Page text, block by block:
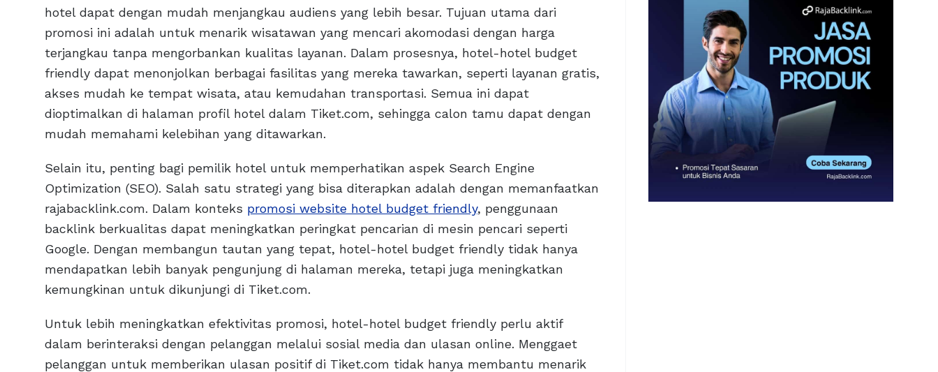
hotel dapat dengan mudah menjangkau audiens yang lebih besar. Tujuan utama dari
promosi ini adalah untuk menarik wisatawan yang mencari akomodasi dengan harga
terjangkau tanpa mengorbankan kualitas layanan. Dalam prosesnya, hotel-hotel budget
friendly dapat menonjolkan berbagai fasilitas yang mereka tawarkan, seperti layanan gratis,
akses mudah ke tempat wisata, atau kemudahan transportasi. Semua ini dapat
dioptimalkan di halaman profil hotel dalam Tiket.com, sehingga calon tamu dapat dengan
mudah memahami kelebihan yang ditawarkan.
Selain itu, penting bagi pemilik hotel untuk memperhatikan aspek Search Engine
Optimization (SEO). Salah satu strategi yang bisa diterapkan adalah dengan memanfaatkan
rajabacklink.com. Dalam konteks promosi website hotel budget friendly, penggunaan
backlink berkualitas dapat meningkatkan peringkat pencarian di mesin pencari seperti
Google. Dengan membangun tautan yang tepat, hotel-hotel budget friendly tidak hanya
mendapatkan lebih banyak pengunjung di halaman mereka, tetapi juga meningkatkan
kemungkinan untuk dikunjungi di Tiket.com.
Untuk lebih meningkatkan efektivitas promosi, hotel-hotel budget friendly perlu aktif
dalam berinteraksi dengan pelanggan melalui sosial media dan ulasan online. Menggaet
pelanggan untuk memberikan ulasan positif di Tiket.com tidak hanya membantu menarik